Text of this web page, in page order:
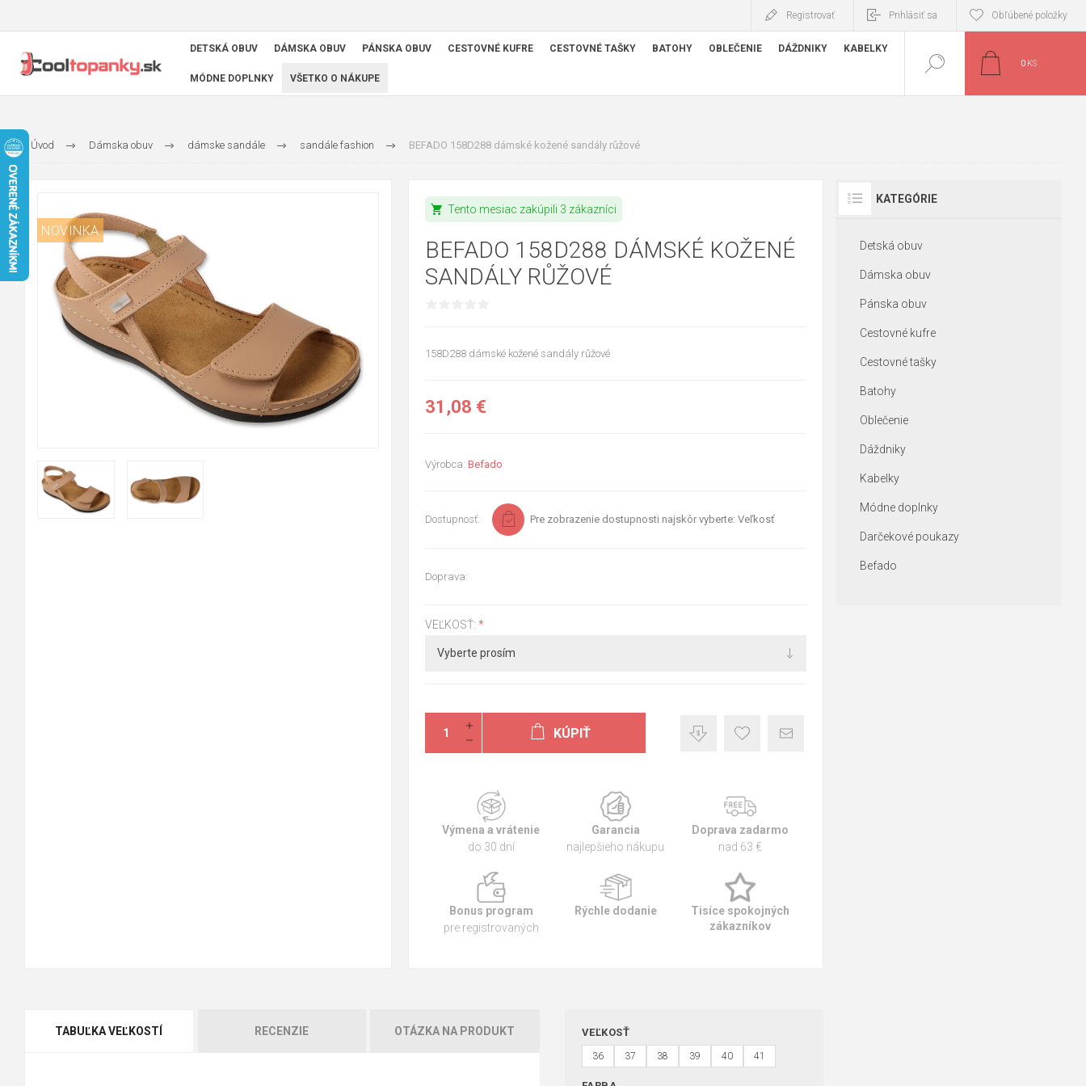
Registrovať Prihlásiť sa Obľúbené položky
DETSKÁ OBUV DÁMSKA OBUV PÁNSKA OBUV CESTOVNÉ KUFRE CESTOVNÉ TAŠKY BATOHY OBLEČENIE DÁŽDNIKY KABELKY
MÓDNE DOPLNKY VŠETKO O NÁKUPE
0 KS
Úvod Dámska obuv dámske sandále sandále fashion BEFADO 158D288 dámské kožené sandály růžové
NOVINKA
shopping_cart Tento mesiac zakúpili 3 zákazníci
BEFADO 158D288 DÁMSKÉ KOŽENÉ
SANDÁLY RŮŽOVÉ
158D288 dámské kožené sandály růžové
31,08 €
Výrobca: Befado
Dostupnosť: Pre zobrazenie dostupnosti najskôr vyberte: Veľkosť
Doprava:
VEĽKOSŤ: *
KÚPIŤ
Výmena a vrátenie
do 30 dní
Garancia
najlepšieho nákupu
Doprava zadarmo
nad 63 €
Bonus program
pre registrovaných
Rýchle dodanie
Tisíce spokojných
zákazníkov
TABUĽKA VEĽKOSTÍ RECENZIE OTÁZKA NA PRODUKT VEĽKOSŤ
36 37 38 39 40 41
KATEGÓRIE
Detská obuv
Dámska obuv
Pánska obuv
Cestovné kufre
Cestovné tašky
Batohy
Oblečenie
Dáždniky
Kabelky
Módne doplnky
Darčekové poukazy
Befado